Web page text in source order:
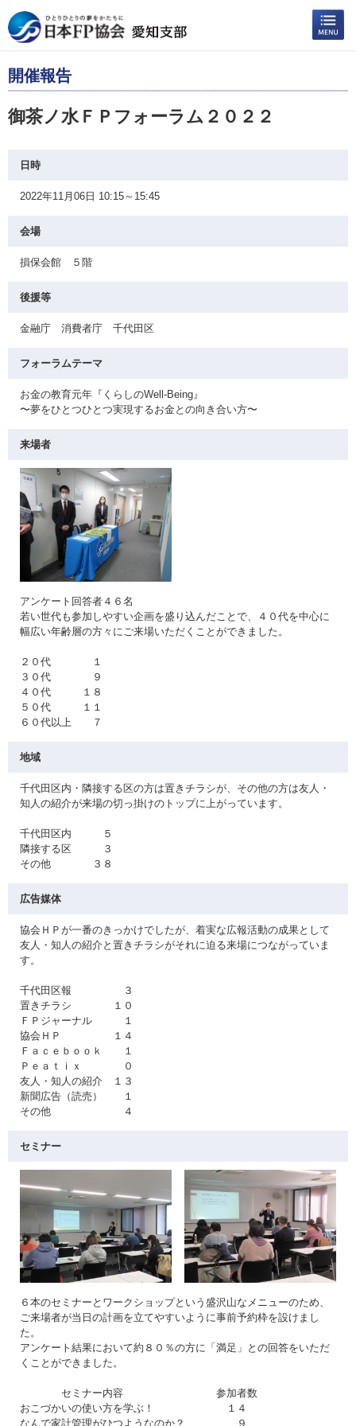
開催報告
御茶ノ水ＦＰフォーラム２０２２
日時
2022年11月06日 10:15～15:45
会場
損保会館 ５階
後援等
金融庁 消費者庁 千代田区
フォーラムテーマ
お金の教育元年『くらしのWell-Being』
〜夢をひとつひとつ実現するお金との向き合い方〜
来場者
アンケート回答者４６名
若い世代も参加しやすい企画を盛り込んだことで、４０代を中心に
幅広い年齢層の方々にご来場いただくことができました。
２０代 １
３０代 ９
４０代 １８
５０代 １１
６０代以上 ７
地域
千代田区内・隣接する区の方は置きチラシが、その他の方は友人・
知人の紹介が来場の切っ掛けのトップに上がっています。
千代田区内 ５
隣接する区 ３
その他 ３８
広告媒体
協会ＨＰが一番のきっかけでしたが、着実な広報活動の成果として
友人・知人の紹介と置きチラシがそれに迫る来場につながっていま
す。
千代田区報 ３
置きチラシ １０
ＦＰジャーナル １
協会ＨＰ １４
Ｆａｃｅｂｏｏｋ １
Ｐｅａｔｉｘ ０
友人・知人の紹介 １３
新聞広告（読売） １
その他 ４
セミナー
６本のセミナーとワークショップという盛沢山なメニューのため、
ご来場者が当日の計画を立てやすいように事前予約枠を設けまし
た。
アンケート結果において約８０％の方に「満足」との回答をいただ
くことができました。
セミナー内容 参加者数
おこづかいの使い方を学ぶ！ １４
なんで家計管理がひつようなのか？ ９